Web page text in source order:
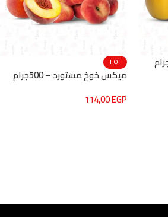
HOT
ميكس خوخ مستورد – 500جرام
114,00EGP